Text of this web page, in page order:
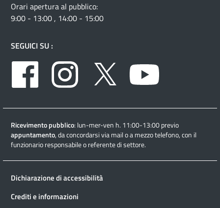
Orari apertura al pubblico:
9:00 - 13:00 , 14:00 - 15:00
SEGUICI SU :
Facebook
Instagram Twitter
Ricevimento pubblico: lun-mer-ven h. 11:00-13:00 previo
appuntamento, da concordarsi via mail o a mezzo telefono, con il
funzionario responsabile o referente di settore.
Dichiarazione di accessibilità
Crediti e informazioni